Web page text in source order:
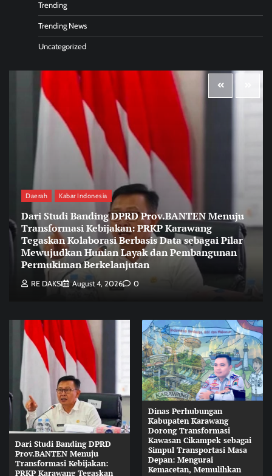
Trending
Trending News
Uncategorized
Daerah Kabar Indonesia
Dari Studi Banding DPRD Prov.BANTEN Menuju
Transformasi Kebijakan: PRKP Karawang
Tegaskan Kolaborasi Berbasis Data sebagai Pilar
Mewujudkan Hunian Layak dan Pembangunan
Permukiman Berkelanjutan
RE DAKSI August 4, 2026 0
Dari Studi Banding DPRD
Prov.BANTEN Menuju
Transformasi Kebijakan:
PRKP Karawang Tegaskan
Dinas Perhubungan
Kabupaten Karawang
Dorong Transformasi
Kawasan Cikampek sebagai
Simpul Transportasi Masa
Depan: Mengurai
Kemacetan, Memulihkan